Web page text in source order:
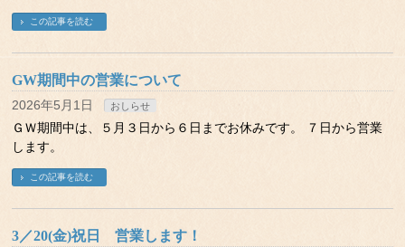
この記事を読む
GW期間中の営業について
2026年5月1日 おしらせ
ＧＷ期間中は、５月３日から６日までお休みです。 ７日から営業
します。
この記事を読む
3／20(金)祝日 営業します！